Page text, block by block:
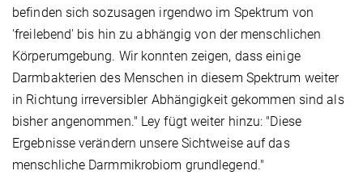
befinden sich sozusagen irgendwo im Spektrum von
'freilebend' bis hin zu abhängig von der menschlichen
Körperumgebung. Wir konnten zeigen, dass einige
Darmbakterien des Menschen in diesem Spektrum weiter
in Richtung irreversibler Abhängigkeit gekommen sind als
bisher angenommen." Ley fügt weiter hinzu: "Diese
Ergebnisse verändern unsere Sichtweise auf das
menschliche Darmmikrobiom grundlegend."